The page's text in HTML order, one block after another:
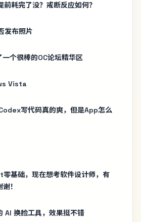
耗完了没？戒断反应如何？
发布照片
个很棒的OC论坛精华区
Vista
写代码真的爽，但是App怎么
基础，现在想考软件设计师，有
！
AI 换脸工具，效果挺不错